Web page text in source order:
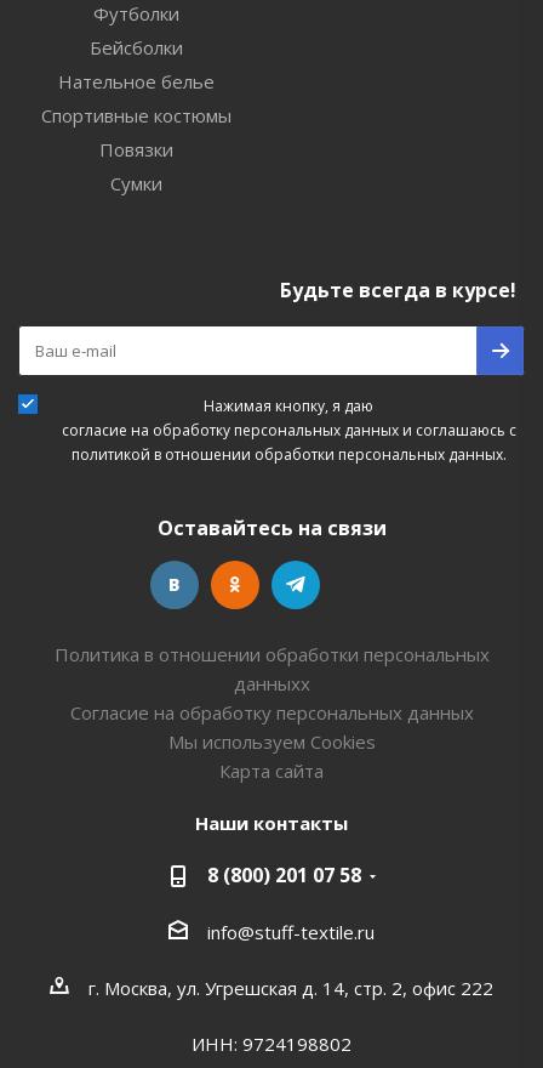
Футболки
Бейсболки
Нательное белье
Спортивные костюмы
Повязки
Сумки
Будьте всегда в курсе!
Нажимая кнопку, я даю
согласие на обработку персональных данныхи соглашаюсь с
политикой в отношении обработки персональных данных.
Оставайтесь на связи
Политика в отношении обработки персональных
данныхх
Согласие на обработку персональных данных
Мы используем Cookies
Карта сайта
Наши контакты
8 (800) 201 07 58
info@stuff-textile.ru
г. Москва, ул. Угрешская д. 14, стр. 2, офис 222
ИНН: 9724198802